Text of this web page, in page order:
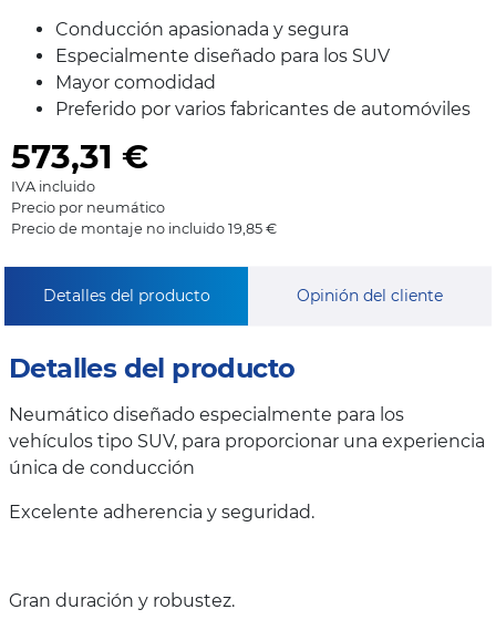
Conducción apasionada y segura
Especialmente diseñado para los SUV
Mayor comodidad
Preferido por varios fabricantes de automóviles
573,31 €
IVA incluido
Precio por neumático
Precio de montaje no incluido 19,85 €
Detalles del producto Opinión del cliente
Detalles del producto
Neumático diseñado especialmente para los
vehículos tipo SUV, para proporcionar una experiencia
única de conducción
Excelente adherencia y seguridad.
Gran duración y robustez.